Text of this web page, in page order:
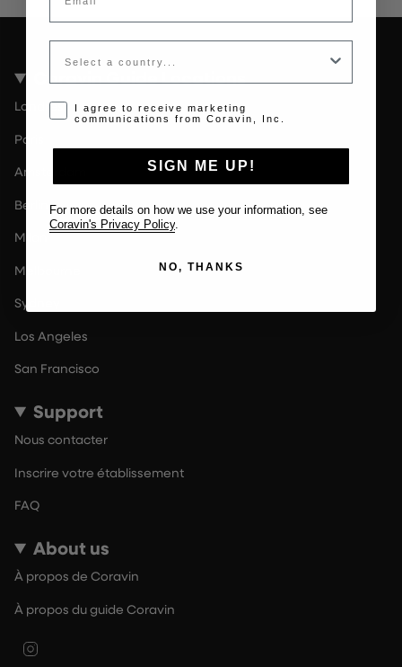
Coravin Guide Locations
Londres
Paris
Amsterdam
Berlin
Milan
Melbourne
Sydney
Los Angeles
San Francisco
Support
Nous contacter
Inscrire votre établissement
FAQ
About us
À propos de Coravin
À propos du guide Coravin
Country
Opt-in disclaimer
I agree to receive marketing
communications from Coravin, Inc.
SIGN ME UP!
For more details on how we use your information, see
Coravin's Privacy Policy.
NO, THANKS